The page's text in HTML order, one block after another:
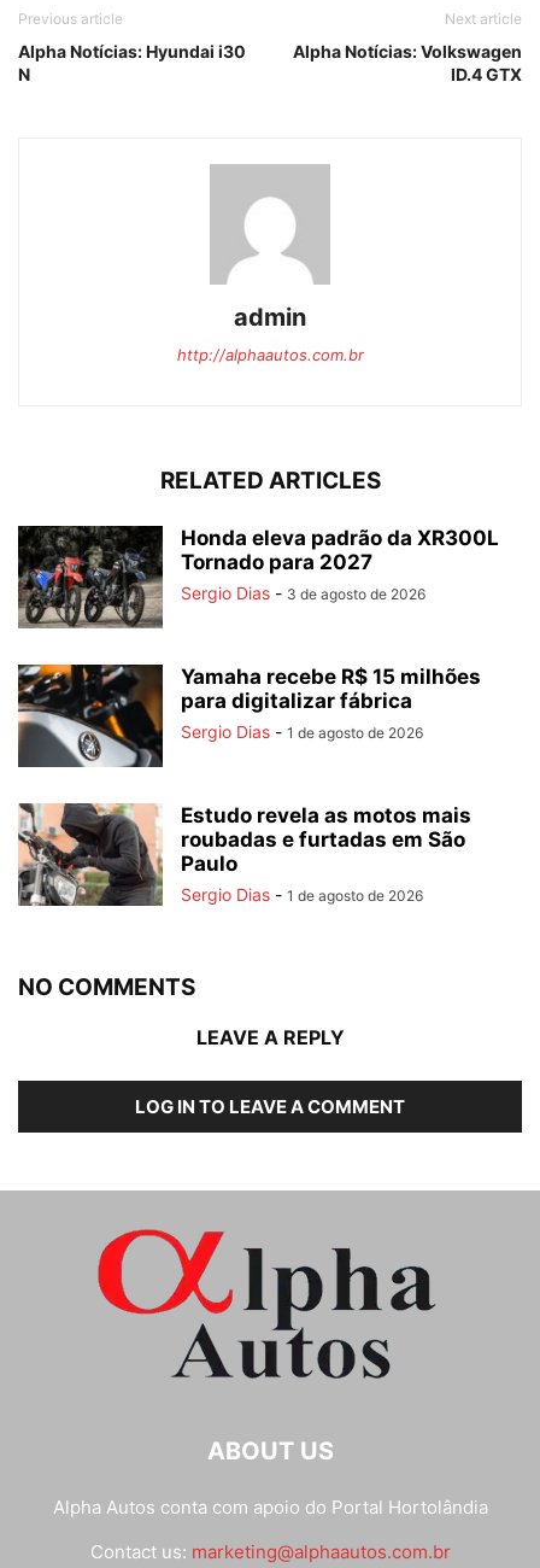
Previous article
Alpha Notícias: Hyundai i30
N
Next article
Alpha Notícias: Volkswagen
ID.4 GTX
admin
http://alphaautos.com.br
RELATED ARTICLES
Honda eleva padrão da XR300L
Tornado para 2027
Sergio Dias - 3 de agosto de 2026
Yamaha recebe R$ 15 milhões
para digitalizar fábrica
Sergio Dias - 1 de agosto de 2026
Estudo revela as motos mais
roubadas e furtadas em São
Paulo
Sergio Dias - 1 de agosto de 2026
NO COMMENTS
LEAVE A REPLY
LOG IN TO LEAVE A COMMENT
ABOUT US
Alpha Autos conta com apoio do Portal Hortolândia
Contact us: marketing@alphaautos.com.br